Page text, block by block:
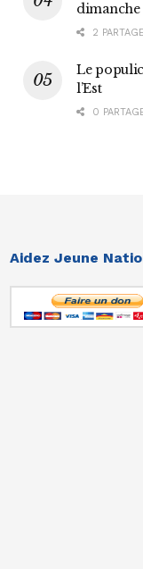
dimanche
2
Le
l’Est
0
Aidez Jeune